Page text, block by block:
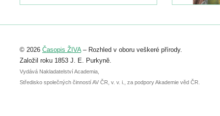
Registrovat se můžete do 6. září.
abstraktu přihlášené přednášky nebo
posteru je už 30. června.
© 2026 Časopis ŽIVA– Rozhled v oboru veškeré přírody.
Založil roku 1853 J. E. Purkyně.
Vydává Nakladatelství Academia,
Středisko společných činností AV ČR, v. v. i., za podpory Akademie věd ČR.